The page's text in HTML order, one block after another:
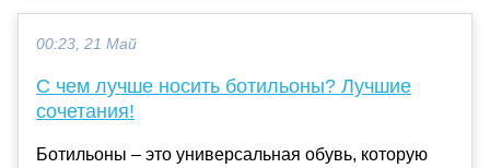
00:23, 21 Май
С чем лучше носить ботильоны? Лучшие
сочетания!
Ботильоны – это универсальная обувь, которую